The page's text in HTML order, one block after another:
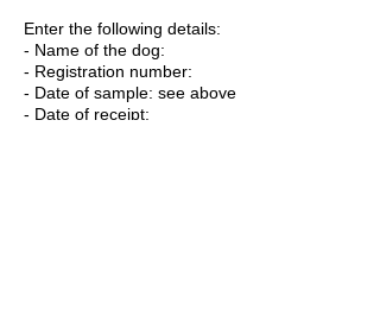
Enter the following details:
- Name of the dog:
- Registration number:
- Date of sample: see above
- Date of receipt: